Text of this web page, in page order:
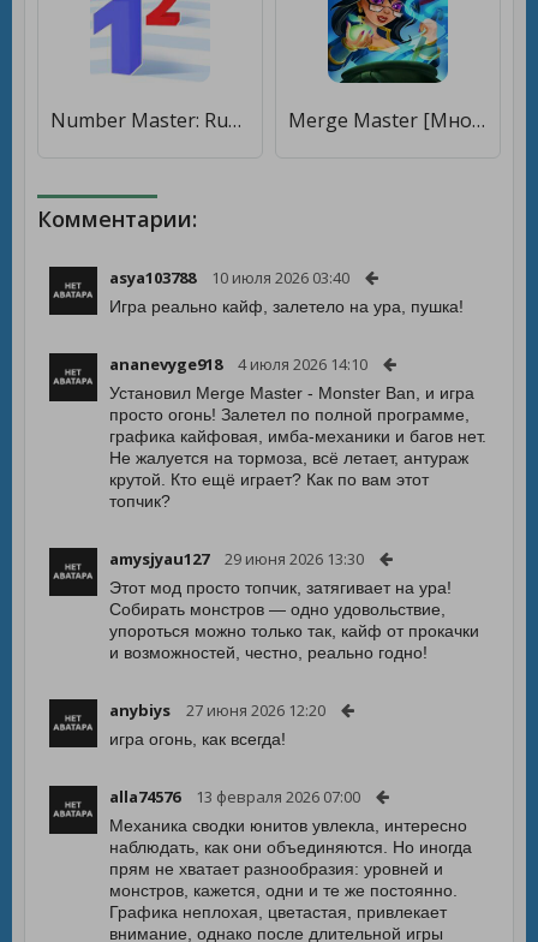
Number Master: Run and merge [Много денег] Merge Master [Много монет]
Комментарии:
asya103788 10 июля 2026 03:40
Игра реально кайф, залетело на ура, пушка!
ananevyge918 4 июля 2026 14:10
Установил Merge Master - Monster Ban, и игра
просто огонь! Залетел по полной программе,
графика кайфовая, имба-механики и багов нет.
Не жалуется на тормоза, всё летает, антураж
крутой. Кто ещё играет? Как по вам этот
топчик?
amysjyau127 29 июня 2026 13:30
Этот мод просто топчик, затягивает на ура!
Собирать монстров — одно удовольствие,
упороться можно только так, кайф от прокачки
и возможностей, честно, реально годно!
anybiys 27 июня 2026 12:20
игра огонь, как всегда!
alla74576 13 февраля 2026 07:00
Механика сводки юнитов увлекла, интересно
наблюдать, как они объединяются. Но иногда
прям не хватает разнообразия: уровней и
монстров, кажется, одни и те же постоянно.
Графика неплохая, цветастая, привлекает
внимание, однако после длительной игры